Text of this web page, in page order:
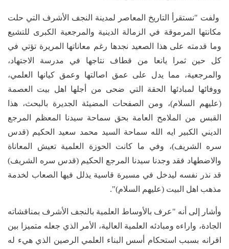
ولفت "نستقرأ التاريخ المعاصر لمدينة النجف الأشرف التي حلت
مكانتها المرموقة في الزمالة الدينية والمرجعية الكبرى للتشيع
وما قدمته على هذا الصعيد نجدها رغم معاناتها المريرة تؤتي في
كل حين ثمرا يانعا من قطاف نتاجها في مدرسة الاجتهاد،
والمرجعية، مما يدل على عمق اصالتها وعمق كيانها العلمي،
ووفائها لمبادئها الحقة التي ضحى من أجلها اهل بيت العصمة
(عليهم السلام)، ومن الصفحات المضيئة الجديرة بالبحث، هذا
القبس من الملامح العامة بحق سماحة سيدنا المعظم المرجع
الديني الكبير ايه الله سماحة السيد محمد سعيد الحكيم (قدس
سره الشريف)، وفي ما كانت الحوزة العلمية تعيش المعاناة
والاضطهاد فقد وجدنا سيدنا المرجع الحكيم (قدس سره الشريف)
قد نذر نفسه ليدخل في مسيرة قاسية يذلل فيها الصعاب لخدمة
مذهب اهل البيت (عليهم السلام)".
وأشار إلى أنه "عرف بالأوساط العلمية بالنجف الأشرف بمناقشاته
الجادة، واراءه ومبادئه العلمية العالية، الأمر الذي جعله متميزا بين
اقرانه بسبب استحكام أسس البناء العلمي الرصين الذي هيء له